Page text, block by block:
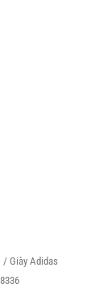
/ Giày Adidas